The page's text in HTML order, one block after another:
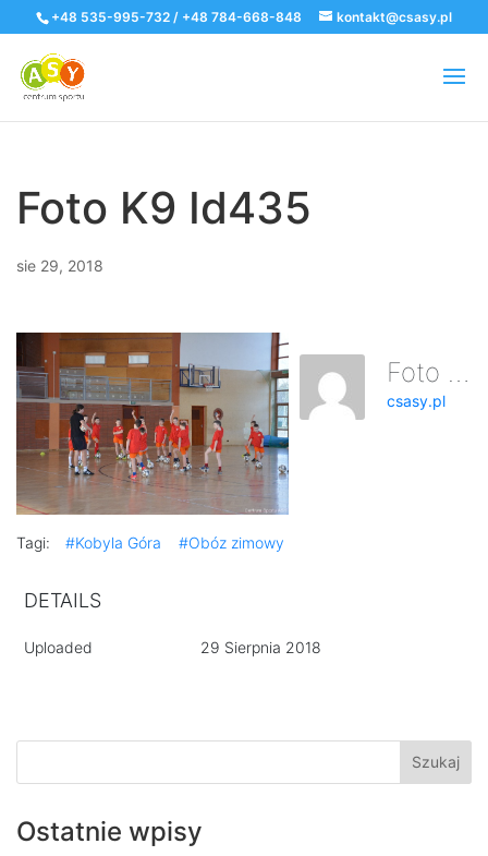
+48 535-995-732 / +48 784-668-848 kontakt@csasy.pl
Foto K9 Id435
sie 29, 2018
Foto K9 Id435
csasy.pl
Tagi: #Kobyla Góra #Obóz zimowy
DETAILS
Uploaded 29 Sierpnia 2018
Ostatnie wpisy